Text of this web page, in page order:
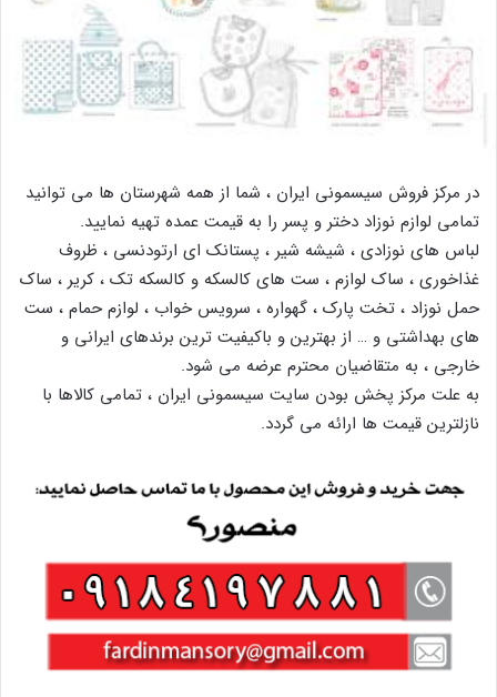
در مرکز فروش سیسمونی ایران ، شما از همه شهرستان ها می توانید
تمامی لوازم نوزاد دختر و پسر را به قیمت عمده تهیه نمایید.
لباس های نوزادی ، شیشه شیر ، پستانک ای ارتودنسی ، ظروف
غذاخوری ، ساک لوازم ، ست های کالسکه و کالسکه تک ، کریر ، ساک
حمل نوزاد ، تخت پارک ، گهواره ، سرویس خواب ، لوازم حمام ، ست
های بهداشتی و … از بهترین و باکیفیت ترین برندهای ایرانی و
خارجی ، به متقاضیان محترم عرضه می شود.
به علت مرکز پخش بودن سایت سیسمونی ایران ، تمامی کالاها با
نازلترین قیمت ها ارائه می گردد.